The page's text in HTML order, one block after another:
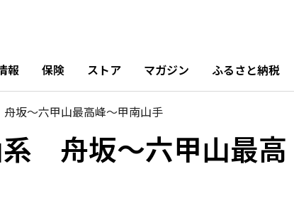
報 保険 ストア マガジン ふるさと納税
坂〜六甲山最高峰〜甲南山手
舟坂〜六甲山最高